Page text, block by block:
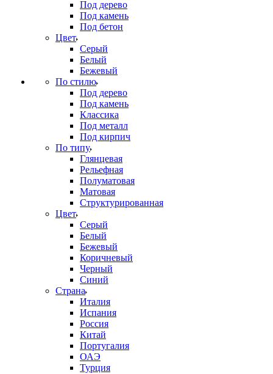
Под дерево
Под камень
Под бетон
Цвет
Серый
Белый
Бежевый
По стилю
Под дерево
Под камень
Классика
Под металл
Под кирпич
По типу
Глянцевая
Рельефная
Полуматовая
Матовая
Структурированная
Цвет
Серый
Белый
Бежевый
Коричневый
Черный
Синий
Страна
Италия
Испания
Россия
Китай
Португалия
ОАЭ
Турция